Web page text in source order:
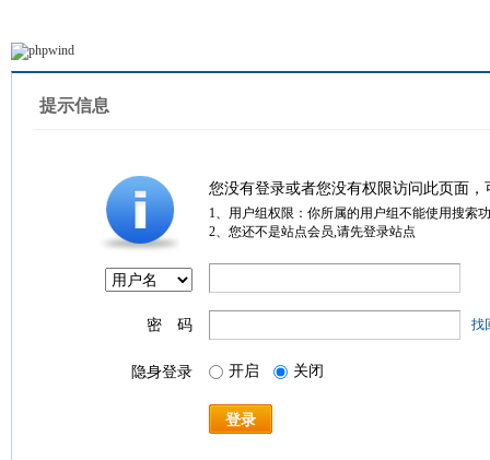
提示信息
您没有登录或者您没有权限访问此页面
1、用户组权限：你所属的用户组不能使用搜索
2、您还不是站点会员,请先登录站点
密 码 找
隐身登录 开启 关闭
登录